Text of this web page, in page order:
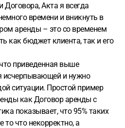
Договора, Акта я всегда
времени и вникнуть в
аренды – это со временем
как бюджет клиента, так и его
приведенная выше
исчерпывающей и нужно
ситуации. Простой пример
как Договор аренды с
показывает, что 95% таких
то что некорректно, а